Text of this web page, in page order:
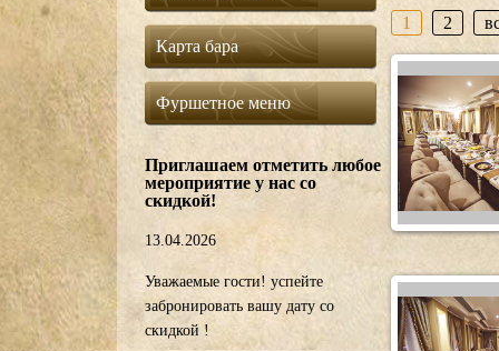
Карта бара
Фуршетное меню
Приглашаем отметить любое
мероприятие у нас со
скидкой!
13.04.2026
Уважаемые гости! успейте
забронировать вашу дату со
скидкой !
1 2